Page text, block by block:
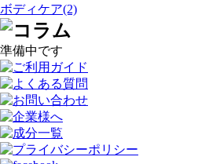
ボディケア(2)
準備中です